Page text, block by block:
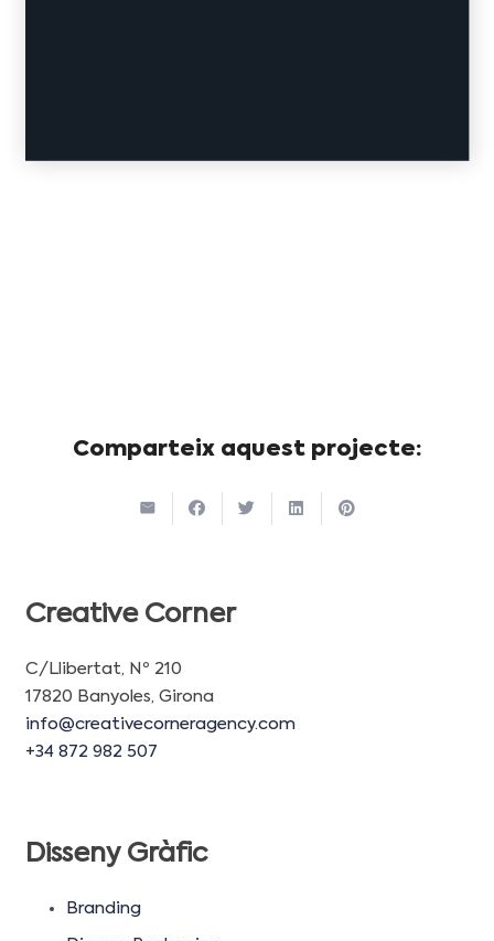
Comparteix aquest projecte:
Creative Corner
C/Llibertat, Nº 210
17820 Banyoles, Girona
info@creativecorneragency.com
+34 872 982 507
Disseny Gràfic
Branding